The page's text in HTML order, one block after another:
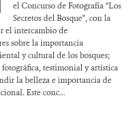
el Concurso de Fotografía “Los
Secretos del Bosque”, con la
el intercambio de
sobre la importancia
y cultural de los bosques;
testimonial y artística
la belleza e importancia de
Este conc...